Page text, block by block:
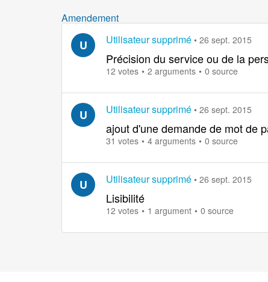
Amendement
U Utilisateur supprimé • 26 sept. 2015
Précision du service ou de la
12 votes 2 arguments 0 source
U Utilisateur supprimé • 26 sept. 2015
ajout d'une demande de mot de
31 votes 4 arguments 0 source
U Utilisateur supprimé • 26 sept. 2015
Lisibilité
12 votes 1 argument 0 source